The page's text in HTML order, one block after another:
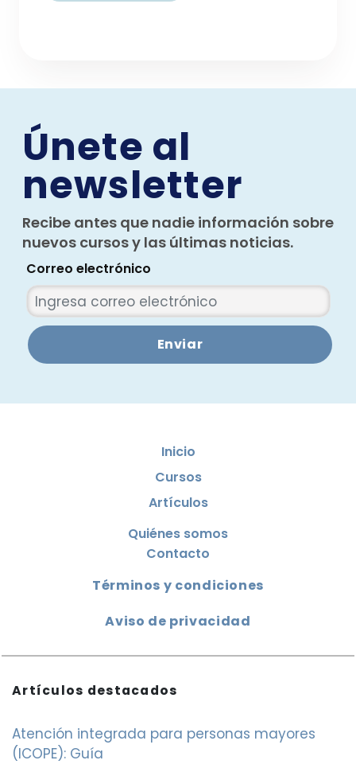
Únete al
newsletter
Recibe antes que nadie información sobre
nuevos cursos y las últimas noticias.
Correo electrónico
Enviar
Inicio
Cursos
Artículos
Quiénes somos
Contacto
Términos y condiciones
Aviso de privacidad
Artículos destacados
Atención integrada para personas mayores
(ICOPE): Guía